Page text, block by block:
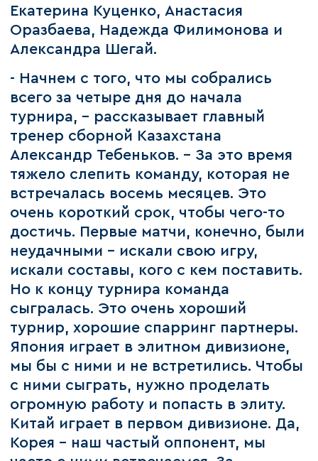
Екатерина Куценко, Анастасия
Оразбаева, Надежда Филимонова и
Александра Шегай.
- Начнем с того, что мы собрались
всего за четыре дня до начала
турнира, - рассказывает главный
тренер сборной Казахстана
Александр Тебеньков. - За это время
тяжело слепить команду, которая не
встречалась восемь месяцев. Это
очень короткий срок, чтобы чего-то
достичь. Первые матчи, конечно, были
неудачными - искали свою игру,
искали составы, кого с кем поставить.
Но к концу турнира команда
сыгралась. Это очень хороший
турнир, хорошие спарринг партнеры.
Япония играет в элитном дивизионе,
мы бы с ними и не встретились. Чтобы
с ними сыграть, нужно проделать
огромную работу и попасть в элиту.
Китай играет в первом дивизионе. Да,
Корея - наш частый оппонент, мы